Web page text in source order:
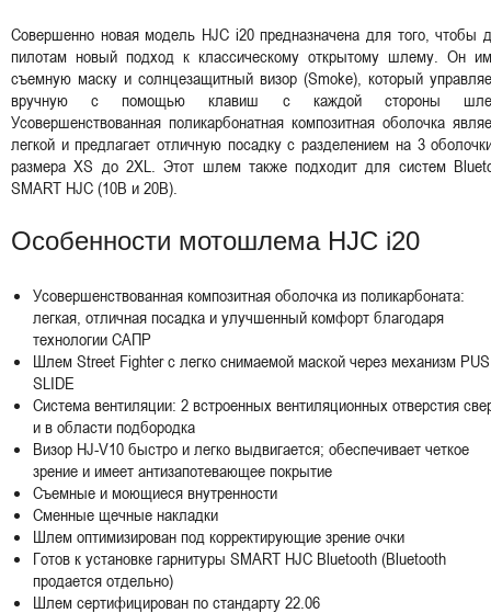
Совершенно новая модель HJC i20 предназначена для того, чтобы
пилотам новый подход к классическому открытому шлему. Он
съемную маску и солнцезащитный визор (Smoke), который
вручную с помощью клавиш с каждой стороны
Усовершенствованная поликарбонатная композитная оболочка
легкой и предлагает отличную посадку с разделением на 3
размера XS до 2XL. Этот шлем также подходит для систем
SMART HJC (10B и 20B).
Особенности мотошлема HJC i20
Усовершенствованная композитная оболочка из поликарбоната:
легкая, отличная посадка и улучшенный комфорт благодаря
технологии САПР
Шлем Street Fighter с легко снимаемой маской через механизм
SLIDE
Система вентиляции: 2 встроенных вентиляционных отверстия
и в области подбородка
Визор HJ-V10 быстро и легко выдвигается; обеспечивает четкое
зрение и имеет антизапотевающее покрытие
Съемные и моющиеся внутренности
Сменные щечные накладки
Шлем оптимизирован под корректирующие зрение очки
Готов к установке гарнитуры SMART HJC Bluetooth (Bluetooth
продается отдельно)
Шлем сертифицирован по стандарту 22.06